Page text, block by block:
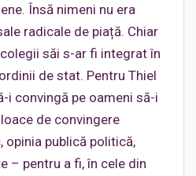
Însă nimeni nu era
radicale de piață. Chiar
săi s-ar fi integrat în
de stat. Pentru Thiel
i convingă pe oameni să-i
de convingere
opinia publică politică,
– pentru a fi, în cele din